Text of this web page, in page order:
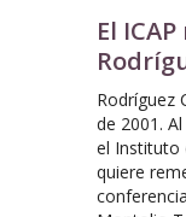
El
Rodríguez
de 2001.
el Instituto
quiere